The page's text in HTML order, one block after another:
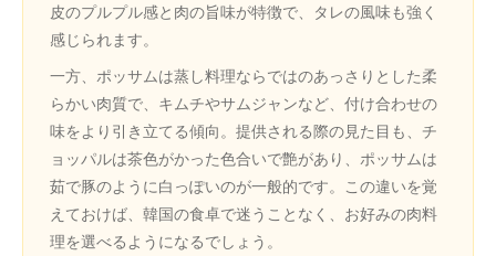
皮のプルプル感と肉の旨味が特徴で、タレの風味も強く
感じられます。
一方、ポッサムは蒸し料理ならではのあっさりとした柔
らかい肉質で、キムチやサムジャンなど、付け合わせの
味をより引き立てる傾向。提供される際の見た目も、チ
ョッパルは茶色がかった色合いで艶があり、ポッサムは
茹で豚のように白っぽいのが一般的です。この違いを覚
えておけば、韓国の食卓で迷うことなく、お好みの肉料
理を選べるようになるでしょう。